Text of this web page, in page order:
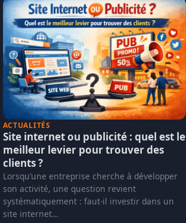
ACTUALITÉS
Site internet ou publicité : quel est le
meilleur levier pour trouver des
clients ?
Lorsqu’une entreprise cherche à développer
son activité, une question revient
systématiquement : faut-il investir dans un
site internet…